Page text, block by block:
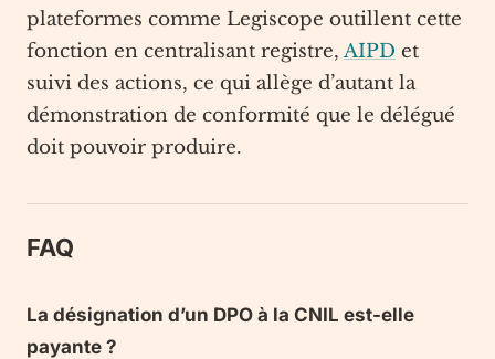
plateformes comme Legiscope outillent cette
fonction en centralisant registre, AIPD et
suivi des actions, ce qui allège d’autant la
démonstration de conformité que le délégué
doit pouvoir produire.
FAQ
La désignation d’un DPO à la CNIL est-elle
payante ?